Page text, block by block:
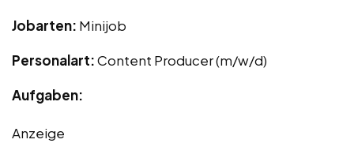
Jobarten: Minijob
Personalart:Content Producer (m/w/d)
Aufgaben:
Anzeige